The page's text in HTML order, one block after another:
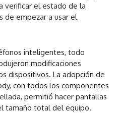
verificar el estado de la
de empezar a usar el
inteligentes, todo
modificaciones
dispositivos. La adopción de
con todos los componentes
permitió hacer pantallas
tamaño total del equipo.